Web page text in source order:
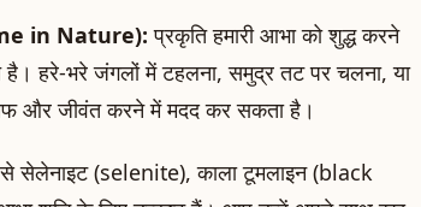
in Nature): प्रकृति हमारी आभा को शुद्ध करने
है। हरे-भरे जंगलों में टहलना, समुद्र तट पर चलना, या
और जीवंत करने में मदद कर सकता है।
सेलेनाइट (selenite), काला टूमलाइन (black